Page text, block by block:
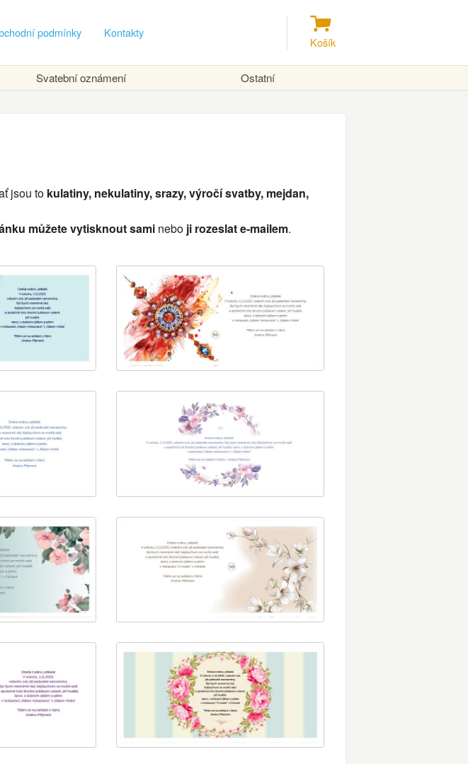
podmínky Kontakty
Košík
Svatební oznámení Ostatní
jsou to kulatiny, nekulatiny, srazy, výročí svatby, mejdan,
můžete vytisknout sami nebo ji rozeslat e-mailem.